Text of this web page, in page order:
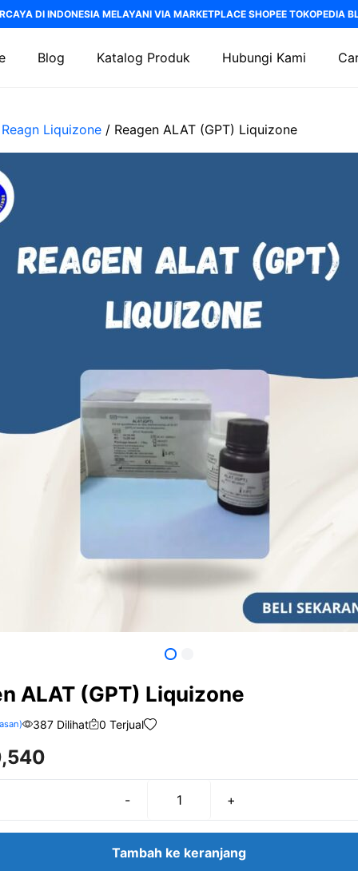
DI INDONESIA MELAYANI VIA MARKETPLACE SHOPEE TOKOPEDIA
Blog Katalog Produk Hubungi Kami
Reagn Liquizone / Reagen ALAT (GPT) Liquizone
ALAT (GPT) Liquizone
387 Dilihat 0 Terjual
-
Kuantitas
ALAT
+
Tambah ke keranjang